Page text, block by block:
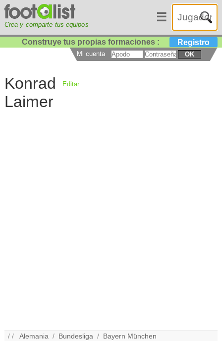
Crea y comparte tus equipos
☰
Construye tus propias formaciones : Registro
Mi cuenta OK
Konrad
Laimer
Editar
/ /Alemania / Bundesliga / Bayern München